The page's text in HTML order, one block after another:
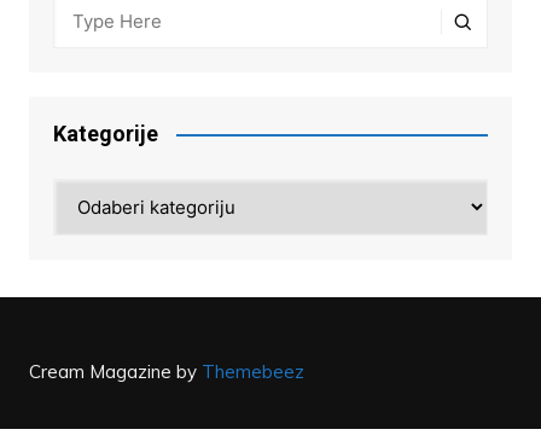
Kategorije
Cream Magazine by Themebeez